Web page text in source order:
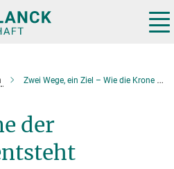
Zwei Wege, ein Ziel – Wie die Krone der Zellteilung entsteht
der